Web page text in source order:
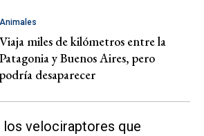
Animales
Viaja miles de kilómetros entre la
Patagonia y Buenos Aires, pero
podría desaparecer
los velociraptores que